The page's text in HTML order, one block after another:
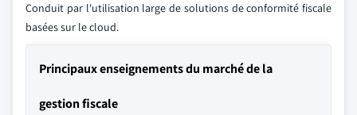
Conduit par l'utilisation large de solutions de conformité fiscale
basées sur le cloud.
Principaux enseignements du marché de la
gestion fiscale